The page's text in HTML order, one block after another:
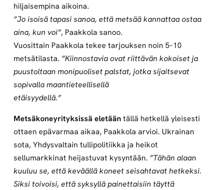
hiljaisempina aikoina.
”Jo isoisä tapasi sanoa, että metsää kannattaa ostaa
aina, kun voi”, Paakkola sanoo.
Vuosittain Paakkola tekee tarjouksen noin 5–10
metsätilasta. ”Kiinnostavia ovat riittävän kokoiset ja
puustoltaan monipuoliset palstat, jotka sijaitsevat
sopivalla maantieteellisellä
etäisyydellä.”
Metsäkoneyrityksissä eletääntällä hetkellä yleisesti
ottaen epävarmaa aikaa, Paakkola arvioi. Ukrainan
sota, Yhdysvaltain tullipolitiikka ja heikot
sellumarkkinat heijastuvat kysyntään. ”Tähän alaan
kuuluu se, että keväällä koneet seisahtavat hetkeksi.
Siksi toivoisi, että syksyllä painettaisiin täyttä